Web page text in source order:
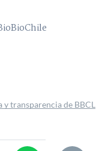
y transparencia de BBCL